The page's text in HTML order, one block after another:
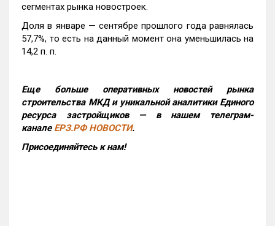
сегментах рынка новостроек.
Доля в январе — сентябре прошлого года равнялась
57,7%, то есть на данный момент она уменьшилась на
14,2 п. п.
Еще больше оперативных новостей рынка
строительства МКД и уникальной аналитики Единого
ресурса застройщиков — в нашем телеграм-
канале ЕРЗ.РФ НОВОСТИ.
Присоединяйтесь к нам!